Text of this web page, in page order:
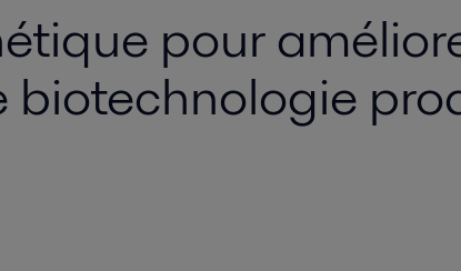
pour
biotechnologie